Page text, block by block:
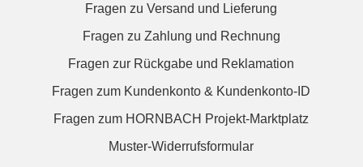
Fragen zu Versand und Lieferung
Fragen zu Zahlung und Rechnung
Fragen zur Rückgabe und Reklamation
Fragen zum Kundenkonto & Kundenkonto-ID
Fragen zum HORNBACH Projekt-Marktplatz
Muster-Widerrufsformular